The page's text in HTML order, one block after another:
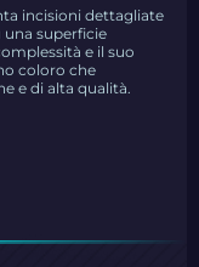
incisioni dettagliate
superficie
e il suo
coloro che
e di alta qualità.